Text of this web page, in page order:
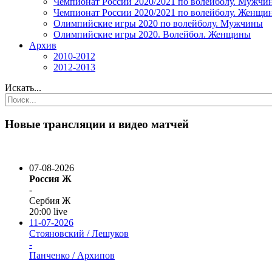
Чемпионат России 2020/2021 по волейболу.
Олимпийские игры 2020 по волейболу. Мужчины
Олимпийские игры 2020. Волейбол. Женщины
Архив
2010-2012
2012-2013
Искать...
Новые трансляции и видео матчей
07-08-2026
Россия Ж
-
Сербия Ж
20:00 live
11-07-2026
Стояновский / Лешуков
-
Панченко / Архипов